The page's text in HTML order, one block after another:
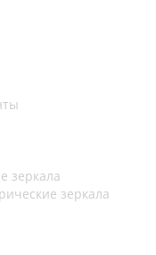
зеркала
зеркала